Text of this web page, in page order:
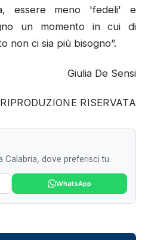
essere meno 'fedeli' e
un momento in cui di
non ci sia più bisogno”.
Giulia De Sensi
RISERVATA
Calabria, dove preferisci tu.
WhatsApp